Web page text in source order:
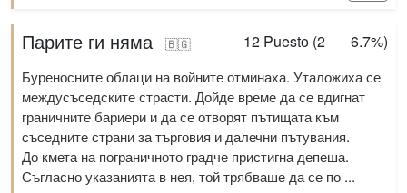
12 Puesto (2 6.7%)
Парите ги няма 🇧🇬
Буреносните облаци на войните отминаха. Уталожиха се
междусъседските страсти. Дойде време да се вдигнат
граничните бариери и да се отворят пътищата към
съседните страни за търговия и далечни пътувания.
До кмета на пограничното градче пристигна депеша.
Съгласно указанията в нея, той трябваше да се по ...